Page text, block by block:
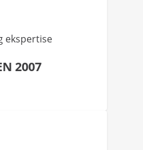
ekspertise
2007